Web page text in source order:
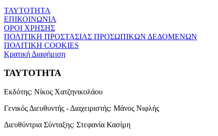
ΤΑΥΤΟΤΗΤΑ
ΕΠΙΚΟΙΝΩΝΙΑ
ΟΡΟΙ ΧΡΗΣΗΣ
ΠΟΛΙΤΙΚΗ ΠΡΟΣΤΑΣΙΑΣ ΠΡΟΣΩΠΙΚΩΝ ΔΕΔΟΜΕΝΩΝ
ΠΟΛΙΤΙΚΗ COOKIES
Κρατική Διαφήμιση
ΤΑΥΤΟΤΗΤΑ
Εκδότης: Νίκος Χατζηνικολάου
Γενικός Διευθυντής - Διαχειριστής: Μάνος Νιφλής
Διευθύντρια Σύνταξης: Στεφανία Κασίμη